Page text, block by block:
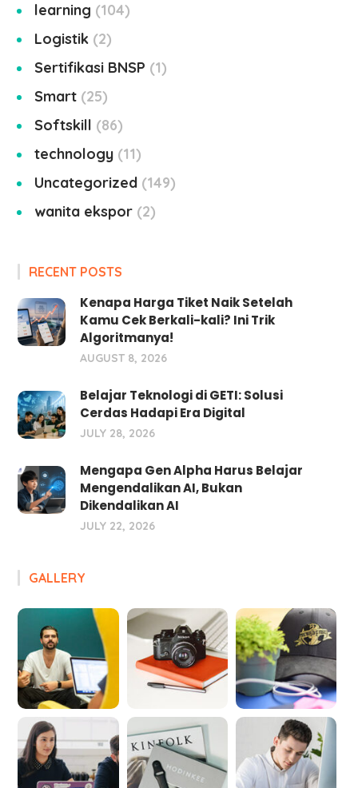
learning
104
Logistik 2
Sertifikasi BNSP
1
Smart 25
Softskill
86
technology 11
Uncategorized 149
wanita ekspor 2
RECENT POSTS
Kenapa Harga Tiket Naik Setelah
Kamu Cek Berkali-kali? Ini Trik
Algoritmanya!
AUGUST 8, 2026
Belajar Teknologi di GETI: Solusi
Cerdas Hadapi Era Digital
JULY 28, 2026
Mengapa Gen Alpha Harus Belajar
Mengendalikan AI, Bukan
Dikendalikan AI
JULY 22, 2026
GALLERY